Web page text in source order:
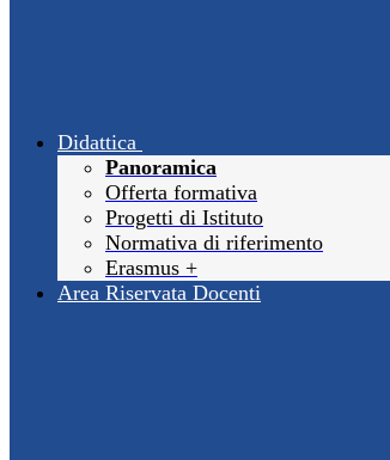
Didattica
Panoramica
Offerta formativa
Progetti di Istituto
Normativa di riferimento
Erasmus +
Area Riservata Docenti